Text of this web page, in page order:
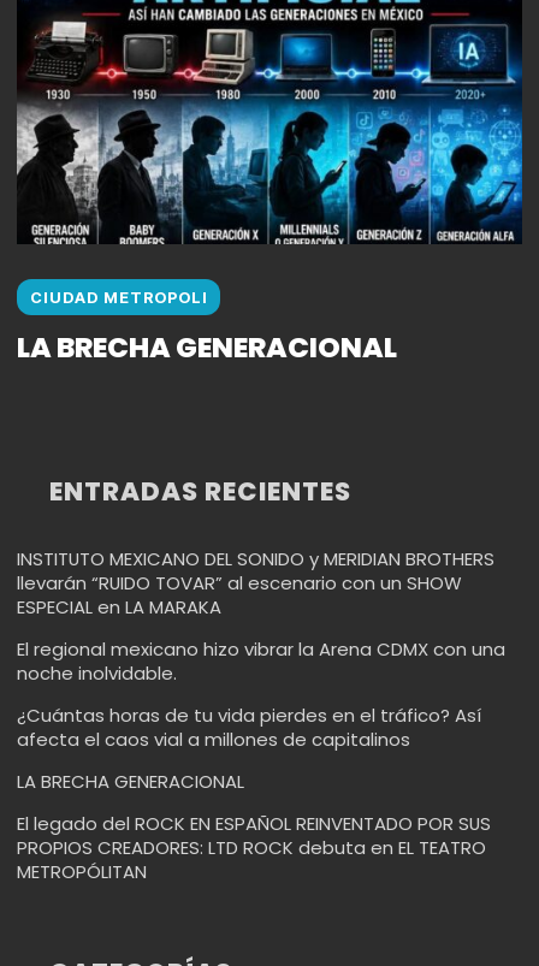
CIUDAD METROPOLI
LA BRECHA GENERACIONAL
ENTRADAS RECIENTES
INSTITUTO MEXICANO DEL SONIDO y MERIDIAN BROTHERS
llevarán “RUIDO TOVAR” al escenario con un SHOW
ESPECIAL en LA MARAKA
El regional mexicano hizo vibrar la Arena CDMX con una
noche inolvidable.
¿Cuántas horas de tu vida pierdes en el tráfico? Así
afecta el caos vial a millones de capitalinos
LA BRECHA GENERACIONAL
El legado del ROCK EN ESPAÑOL REINVENTADO POR SUS
PROPIOS CREADORES: LTD ROCK debuta en EL TEATRO
METROPÓLITAN